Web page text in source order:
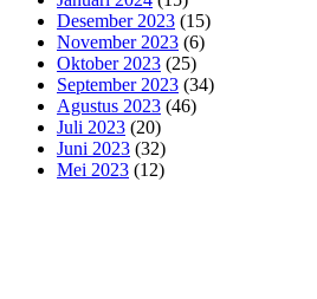
Desember 2023 (15)
November 2023 (6)
Oktober 2023 (25)
September 2023 (34)
Agustus 2023 (46)
Juli 2023 (20)
Juni 2023 (32)
Mei 2023 (12)